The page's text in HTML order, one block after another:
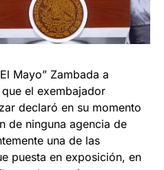
Mayo” Zambada a
el exembajador
declaró en su momento
de ninguna agencia de
una de las
puesta en exposición, en